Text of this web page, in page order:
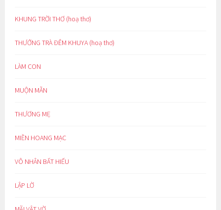
KHUNG TRỜI THƠ (hoạ thơ)
THƯỞNG TRÀ ĐÊM KHUYA (hoạ thơ)
LÀM CON
MUỘN MẰN
THƯƠNG MẸ
MIỀN HOANG MẠC
VÔ NHÂN BẤT HIẾU
LẬP LỜ